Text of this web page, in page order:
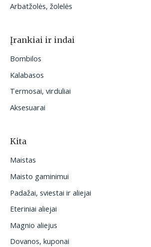
Arbatžolės, žolelės
Įrankiai ir indai
Bombilos
Kalabasos
Termosai, virduliai
Aksesuarai
Kita
Maistas
Maisto gaminimui
Padažai, sviestai ir aliejai
Eteriniai aliejai
Magnio aliejus
Dovanos, kuponai